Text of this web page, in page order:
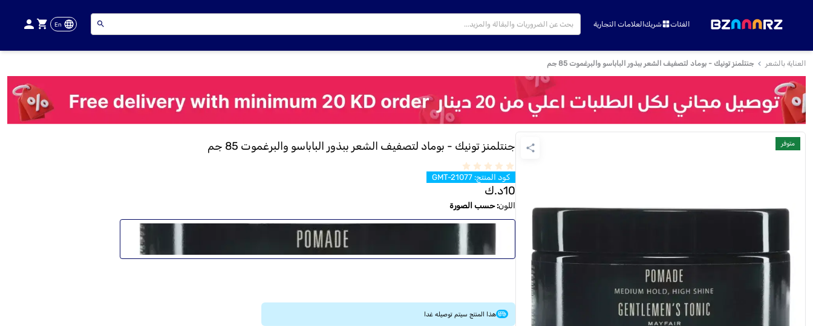
الفئات شريكالعلامات التجارية En
العناية بالشعر جنتلمنز تونيك - بوماد لتصفيف الشعر ببذور الباباسو والبرغموت 85 جم
متوفر جنتلمنز تونيك - بوماد لتصفيف الشعر ببذور الباباسو والبرغموت 85 جم
كود المنتج:
GMT-21077
10د.ك
اللون:حسب الصورة
هذا المنتج سيتم توصيله غدا